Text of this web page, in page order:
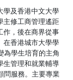
學及香港中文大學
主修工商管理遙距
作，後在商界從事
在香港城市大學學
為學生培育的主角
生管理和就業輔導
問服務。主要專業